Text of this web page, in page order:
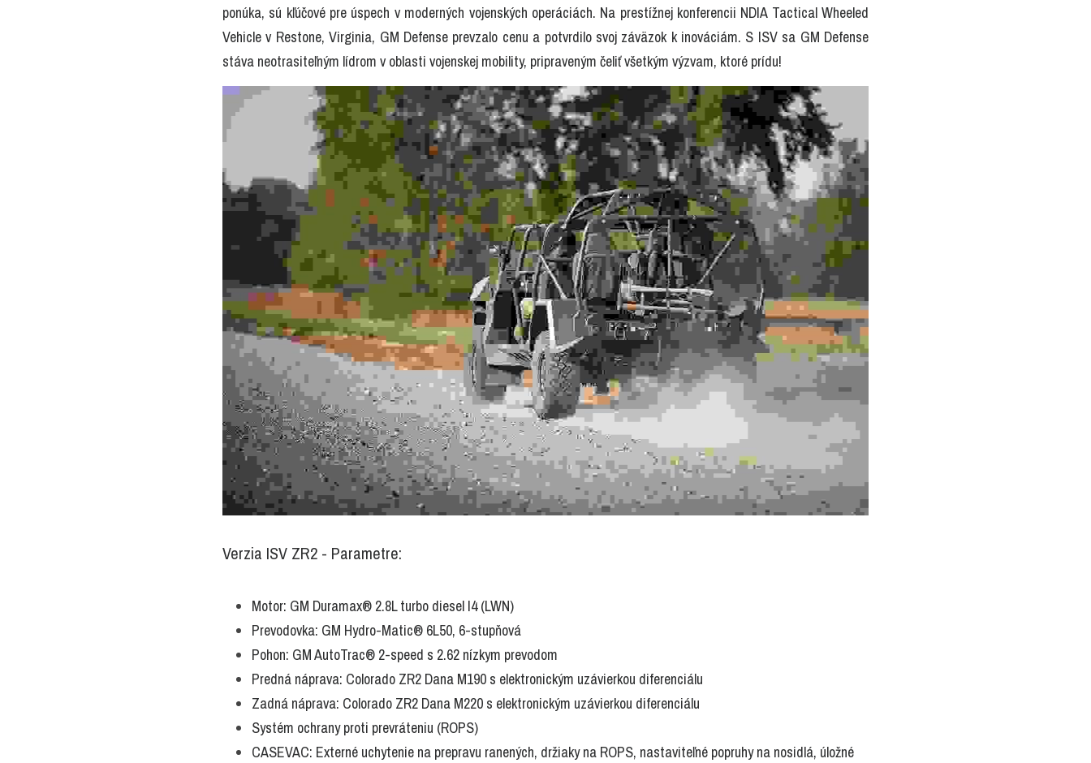
ponúka, sú kľúčové pre úspech v moderných vojenských operáciách. Na prestížnej konferencii NDIA Tactical Wheeled
Vehicle v Restone, Virginia, GM Defense prevzalo cenu a potvrdilo svoj záväzok k inováciám. S ISV sa GM Defense
stáva neotrasiteľným lídrom v oblasti vojenskej mobility, pripraveným čeliť všetkým výzvam, ktoré prídu!
Verzia ISV ZR2 - Parametre:
Motor: GM Duramax® 2.8L turbo diesel I4 (LWN)
Prevodovka: GM Hydro-Matic® 6L50, 6-stupňová
Pohon: GM AutoTrac® 2-speed s 2.62 nízkym prevodom
Predná náprava: Colorado ZR2 Dana M190 s elektronickým uzávierkou diferenciálu
Zadná náprava: Colorado ZR2 Dana M220 s elektronickým uzávierkou diferenciálu
Systém ochrany proti prevráteniu (ROPS)
CASEVAC: Externé uchytenie na prepravu ranených, držiaky na ROPS, nastaviteľné popruhy na nosidlá, úložné